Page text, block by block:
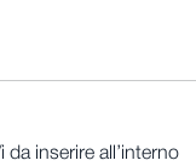
inserire all’interno